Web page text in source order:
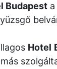
Budapest a
Hotel